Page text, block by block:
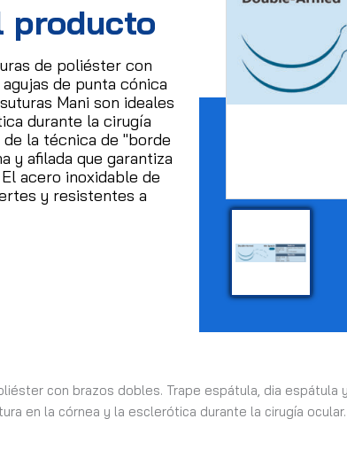
producto
de poliéster con
de punta cónica
Mani son ideales
durante la cirugía
la técnica de "borde
y afilada que garantiza
El acero inoxidable de
y resistentes a
con brazos dobles. Trape espátula, dia espátula
en la córnea y la esclerótica durante la cirugía ocular.